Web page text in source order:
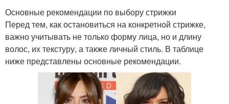
Основные рекомендации по выбору стрижки
Перед тем, как остановиться на конкретной стрижке,
важно учитывать не только форму лица, но и длину
волос, их текстуру, а также личный стиль. В таблице
ниже представлены основные рекомендации.